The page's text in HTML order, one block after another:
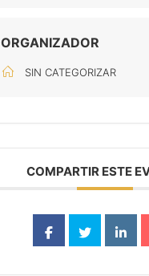
ORGANIZADOR
SIN CATEGORIZAR
COMPARTIR ESTE